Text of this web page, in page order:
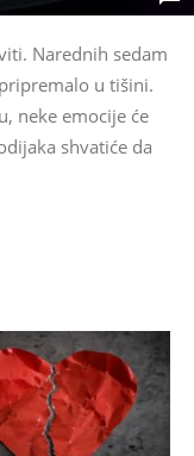
Narednih sedam
u tišini.
neke emocije će
shvatiće da